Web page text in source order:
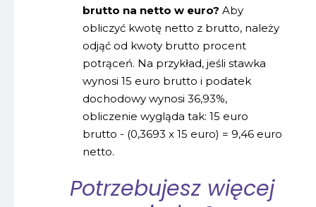
brutto na netto w euro? Aby
obliczyć kwotę netto z brutto, należy
odjąć od kwoty brutto procent
potrąceń. Na przykład, jeśli stawka
wynosi 15 euro brutto i podatek
dochodowy wynosi 36,93%,
obliczenie wygląda tak: 15 euro
brutto - (0,3693 x 15 euro) = 9,46 euro
netto.
Potrzebujesz więcej